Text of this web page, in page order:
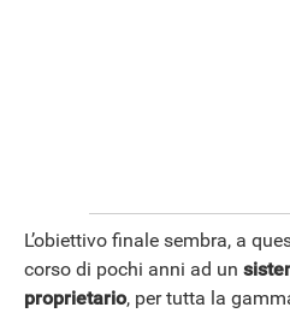
L’obiettivo finale sembra, a
corso di pochi anni ad un
proprietario, per tutta la